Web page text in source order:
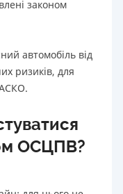
законом
автомобіль від
ризиків, для
ОСЦПВ?